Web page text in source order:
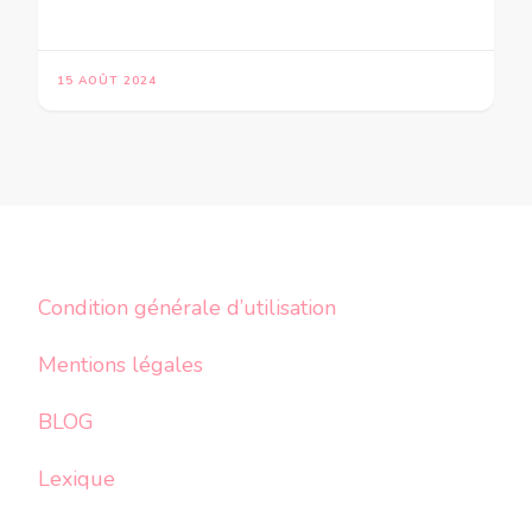
15 AOÛT 2024
Condition générale d’utilisation
Mentions légales
BLOG
Lexique